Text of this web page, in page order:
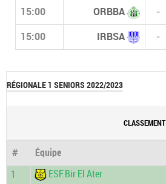
15:00 ORBBA -
15:00 IRBSA -
RÉGIONALE 1 SENIORS 2022/2023
CLASSEMENT
# Équipe
1
ESF.Bir El Ater